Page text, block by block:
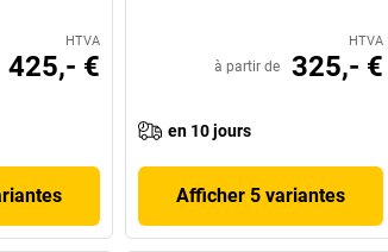
HTVA
425,- €
HTVA
à partir de 325,- €
en 10 jours
Afficher 5 variantes